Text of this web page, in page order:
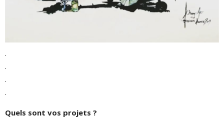
.
.
.
.
Quels sont vos projets ?